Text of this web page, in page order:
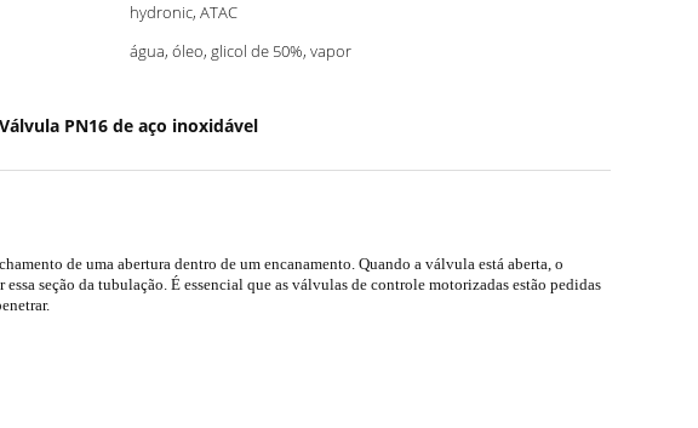
hydronic, ATAC
água, óleo, glicol de 50%, vapor
Válvula PN16 de aço inoxidável
de uma abertura dentro de um encanamento. Quando a válvula está aberta, o
seção da tubulação. É essencial que as válvulas de controle motorizadas estão pedidas